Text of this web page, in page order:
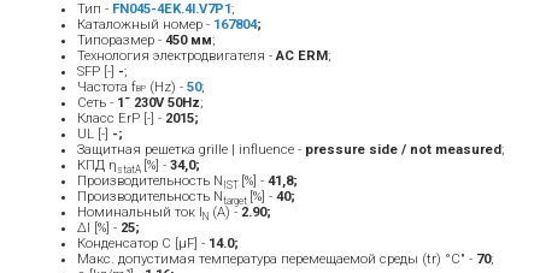
Тип - FN045-4EK.4I.V7P1;
Каталожный номер - 167804;
Типоразмер - 450 мм;
Технология электродвигателя -AC ERM;
SFP [-] -;
Частота fBP (Hz) - 50;
Сеть - 1˜ 230V 50Hz;
Класс ErP [-] - 2015;
UL [-] -;
Защитная решетка grille | influence - pressure side / not measured;
КПД η statA [%] - 34,0;
Производительность N IST [%] - 41,8;
Производительность Ntarget [%] - 40;
Номинальный ток Ι Ν (A) - 2.90;
ΔI [%] - 25;
Конденсатор C [μF] - 14.0;
Макс. допустимая температура перемещаемой среды (tr) °C" - 70;